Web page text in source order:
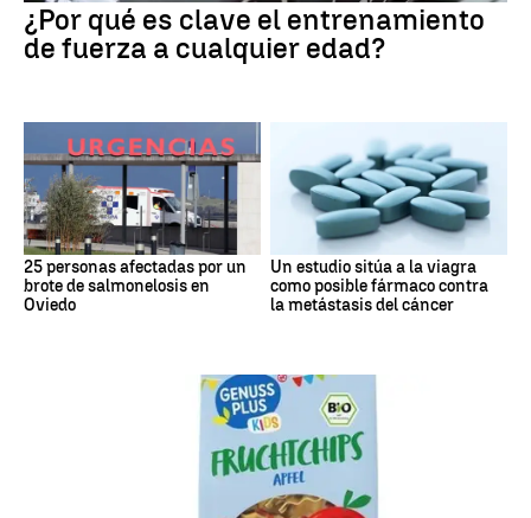
¿Por qué es clave el entrenamiento
de fuerza a cualquier edad?
25 personas afectadas por un
brote de salmonelosis en
Oviedo
Un estudio sitúa a la viagra
como posible fármaco contra
la metástasis del cáncer